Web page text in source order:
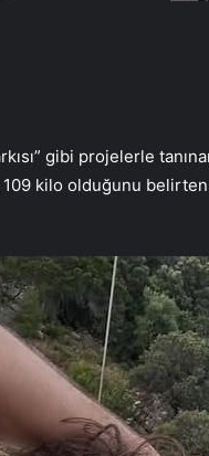
gibi projelerle
109 kilo olduğunu